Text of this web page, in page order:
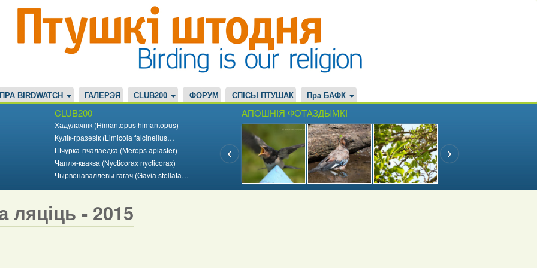
ПРА BIRDWATCH ГАЛЕРЭЯ CLUB200 ФОРУМ СПІСЫ ПТУШАК Пра БАФК
CLUB200
Хадулачнік (Himantopus himantopus)
Кулік-гразевік (Limicola falcinellus…
Шчурка-пчалаедка (Merops apiaster)
Чапля-кваква (Nycticorax nycticorax)
Чырвонаваллёвы гагач (Gavia stellata…
АПОШНІЯ ФОТАЗДЫМКІ
ляціць - 2015